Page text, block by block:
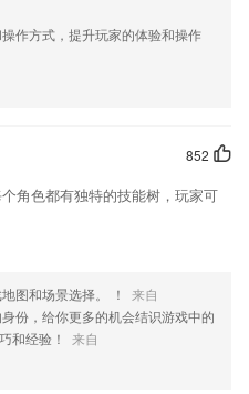
操作方式，提升玩家的体验和操作
852
角色都有独特的技能树，玩家可
图和场景选择。 ！
来自
份，给你更多的机会结识游戏中的
和经验！
来自